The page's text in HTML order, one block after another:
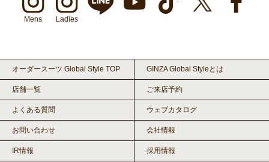
Mens Ladies
オーダースーツ Global Style TOP GINZA Global Styleとは
店舗一覧 ご来店予約
よくある質問 ウェブカタログ
お問い合わせ 会社情報
IR情報 採用情報